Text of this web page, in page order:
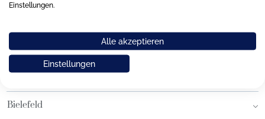
Hamburg am Neuen Wall
Hamburg AEZ
Bielefeld
Einstellungen.
Alle akzeptieren
Einstellungen